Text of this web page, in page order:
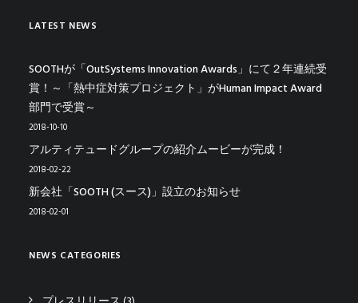
LATEST NEWS
SOOTHが「OutSystems Innovation Awards」にて２年連続受
賞！～「熱中症対策プロジェクト」がHuman Impact Award
部門で受賞～
2018-10-10
アルティテュードグループの紹介ムービーが完成！
2018-02-22
新会社「SOOTH (スース)」設立のお知らせ
2018-02-01
NEWS CATEGORIES